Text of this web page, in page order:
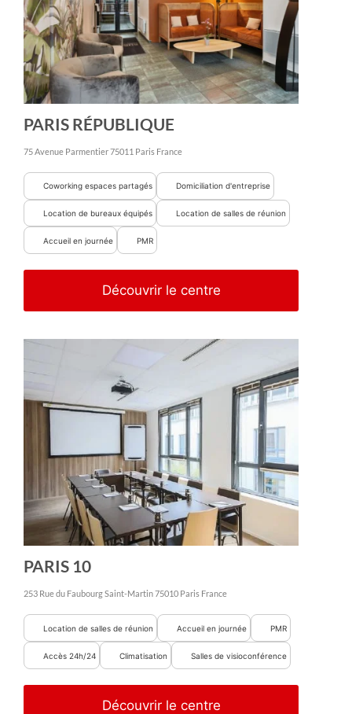
PARIS RÉPUBLIQUE
75 Avenue Parmentier75011 Paris France
Coworking espaces partagés Domiciliation d'entreprise
Location de bureaux équipés Location de salles de réunion
Accueil en journée PMR
Découvrir le centre
PARIS 10
253 Rue du Faubourg Saint-Martin75010 Paris France
Location de salles de réunion Accueil en journée PMR
Accès 24h/24 Climatisation Salles de visioconférence
Découvrir le centre